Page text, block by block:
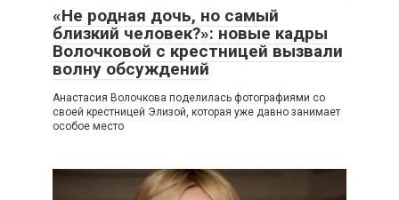
«Не родная дочь, но самый
близкий человек?»: новые кадры
Волочковой с крестницей вызвали
волну обсуждений
Анастасия Волочкова поделилась фотографиями со
своей крестницей Элизой, которая уже давно занимает
особое место